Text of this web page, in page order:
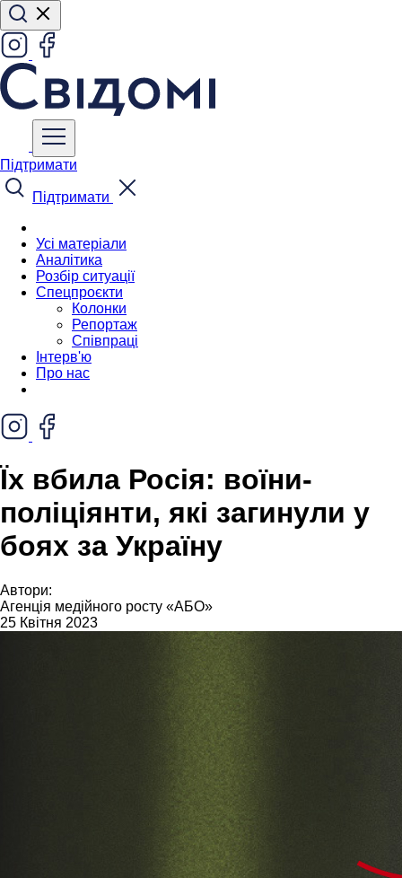
Підтримати
Підтримати
Усі матеріали
Аналітика
Розбір ситуації
Спецпроєкти
Колонки
Репортаж
Співпраці
Інтерв'ю
Про нас
Їх вбила Росія: воїни-
поліціянти, які загинули у
боях за Україну
Автори:
Агенція медійного росту «АБО»
25 Квітня 2023